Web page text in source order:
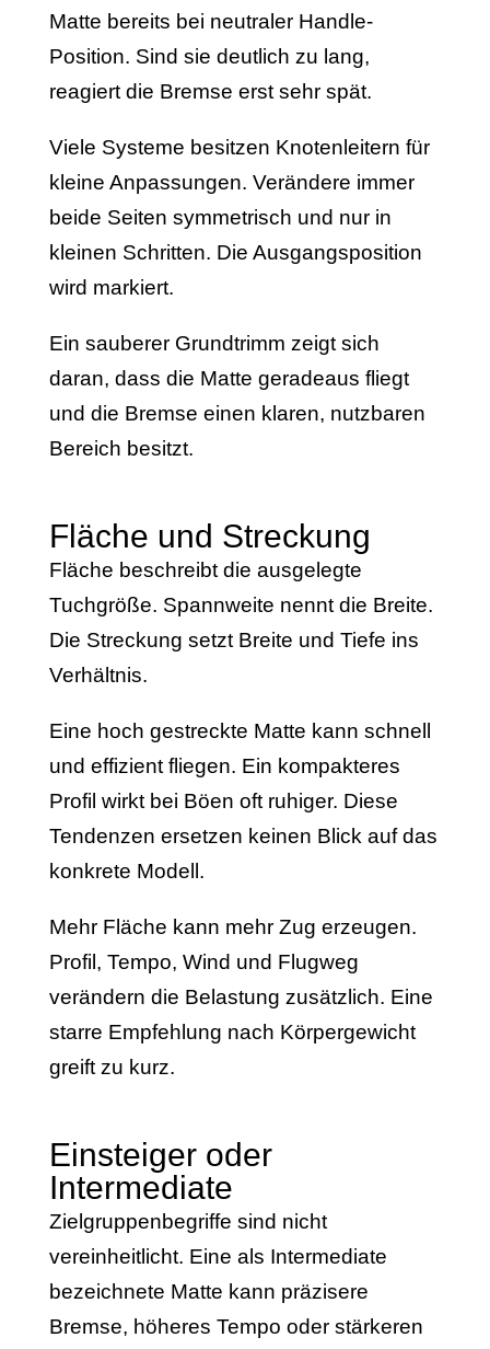
Matte bereits bei neutraler Handle-
Position. Sind sie deutlich zu lang,
reagiert die Bremse erst sehr spät.
Viele Systeme besitzen Knotenleitern für
kleine Anpassungen. Verändere immer
beide Seiten symmetrisch und nur in
kleinen Schritten. Die Ausgangsposition
wird markiert.
Ein sauberer Grundtrimm zeigt sich
daran, dass die Matte geradeaus fliegt
und die Bremse einen klaren, nutzbaren
Bereich besitzt.
Fläche und Streckung
Fläche beschreibt die ausgelegte
Tuchgröße. Spannweite nennt die Breite.
Die Streckung setzt Breite und Tiefe ins
Verhältnis.
Eine hoch gestreckte Matte kann schnell
und effizient fliegen. Ein kompakteres
Profil wirkt bei Böen oft ruhiger. Diese
Tendenzen ersetzen keinen Blick auf das
konkrete Modell.
Mehr Fläche kann mehr Zug erzeugen.
Profil, Tempo, Wind und Flugweg
verändern die Belastung zusätzlich. Eine
starre Empfehlung nach Körpergewicht
greift zu kurz.
Einsteiger oder
Intermediate
Zielgruppenbegriffe sind nicht
vereinheitlicht. Eine als Intermediate
bezeichnete Matte kann präzisere
Bremse, höheres Tempo oder stärkeren